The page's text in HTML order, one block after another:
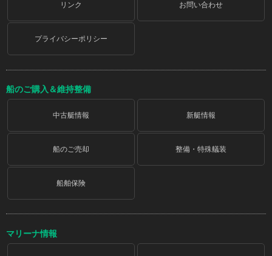
リンク お問い合わせ
プライバシーポリシー
船のご購入＆維持整備
中古艇情報 新艇情報
船のご売却 整備・特殊艤装
船舶保険
マリーナ情報